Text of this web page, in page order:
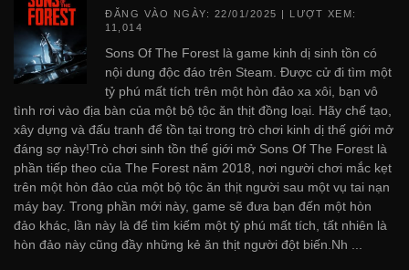
ĐĂNG VÀO NGÀY: 22/01/2025 | LƯỢT XEM:
11,014
Sons Of The Forest là game kinh dị sinh tồn có
nội dung độc đáo trên Steam. Được cử đi tìm một
tỷ phú mất tích trên một hòn đảo xa xôi, bạn vô
tình rơi vào địa bàn của một bộ tộc ăn thịt đồng loại. Hãy chế tạo,
xây dựng và đấu tranh để tồn tại trong trò chơi kinh dị thế giới mở
đáng sợ này!Trò chơi sinh tồn thế giới mở Sons Of The Forest là
phần tiếp theo của The Forest năm 2018, nơi người chơi mắc kẹt
trên một hòn đảo của một bộ tộc ăn thịt người sau một vụ tai nạn
máy bay. Trong phần mới này, game sẽ đưa bạn đến một hòn
đảo khác, lần này là để tìm kiếm một tỷ phú mất tích, tất nhiên là
hòn đảo này cũng đầy những kẻ ăn thịt người đột biến.Nh ...